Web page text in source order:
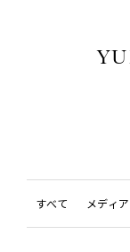
すべて メディア